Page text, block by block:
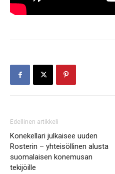
Edellinen artikkeli
Konekellari julkaisee uuden
Rosterin – yhteisöllinen alusta
suomalaisen konemusan
tekijöille